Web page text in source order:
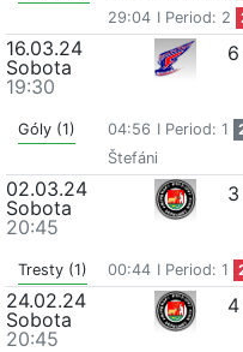
29:04 I Period: 2
16.03.24
Sobota
19:30
6
Góly (1) 04:56 I Period: 1
Štefáni
02.03.24
Sobota
20:45
3
Tresty (1) 00:44 I Period: 1
24.02.24
Sobota
20:45
4